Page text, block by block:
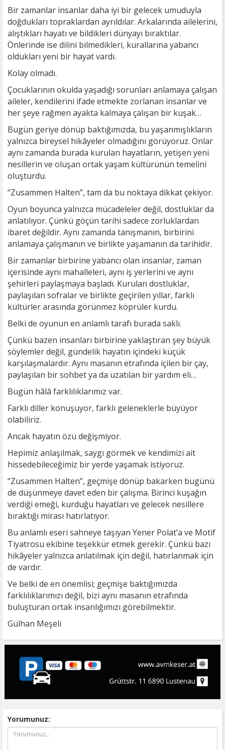
Bir zamanlar insanlar daha iyi bir gelecek umuduyla
doğdukları topraklardan ayrıldılar. Arkalarında ailelerini,
alıştıkları hayatı ve bildikleri dünyayı bıraktılar.
Önlerinde ise dilini bilmedikleri, kurallarına yabancı
oldukları yeni bir hayat vardı.
Kolay olmadı.
Çocuklarının okulda yaşadığı sorunları anlamaya çalışan
aileler, kendilerini ifade etmekte zorlanan insanlar ve
her şeye rağmen ayakta kalmaya çalışan bir kuşak…
Bugün geriye dönüp baktığımızda, bu yaşanmışlıkların
yalnızca bireysel hikâyeler olmadığını görüyoruz. Onlar
aynı zamanda burada kurulan hayatların, yetişen yeni
nesillerin ve oluşan ortak yaşam kültürünün temelini
oluşturdu.
“Zusammen Halten”, tam da bu noktaya dikkat çekiyor.
Oyun boyunca yalnızca mücadeleler değil, dostluklar da
anlatılıyor. Çünkü göçün tarihi sadece zorluklardan
ibaret değildir. Aynı zamanda tanışmanın, birbirini
anlamaya çalışmanın ve birlikte yaşamanın da tarihidir.
Bir zamanlar birbirine yabancı olan insanlar, zaman
içerisinde aynı mahalleleri, aynı iş yerlerini ve aynı
şehirleri paylaşmaya başladı. Kurulan dostluklar,
paylaşılan sofralar ve birlikte geçirilen yıllar, farklı
kültürler arasında görünmez köprüler kurdu.
Belki de oyunun en anlamlı tarafı burada saklı.
Çünkü bazen insanları birbirine yaklaştıran şey büyük
söylemler değil, gündelik hayatın içindeki küçük
karşılaşmalardır. Aynı masanın etrafında içilen bir çay,
paylaşılan bir sohbet ya da uzatılan bir yardım eli…
Bugün hâlâ farklılıklarımız var.
Farklı diller konuşuyor, farklı geleneklerle büyüyor
olabiliriz.
Ancak hayatın özü değişmiyor.
Hepimiz anlaşılmak, saygı görmek ve kendimizi ait
hissedebileceğimiz bir yerde yaşamak istiyoruz.
“Zusammen Halten”, geçmişe dönüp bakarken bugünü
de düşünmeye davet eden bir çalışma. Birinci kuşağın
verdiği emeği, kurduğu hayatları ve gelecek nesillere
bıraktığı mirası hatırlatıyor.
Bu anlamlı eseri sahneye taşıyan Yener Polat’a ve Motif
Tiyatrosu ekibine teşekkür etmek gerekir. Çünkü bazı
hikâyeler yalnızca anlatılmak için değil, hatırlanmak için
de vardır.
Ve belki de en önemlisi; geçmişe baktığımızda
farklılıklarımızı değil, bizi aynı masanın etrafında
buluşturan ortak insanlığımızı görebilmektir.
Gülhan Meşeli
Yorumunuz: